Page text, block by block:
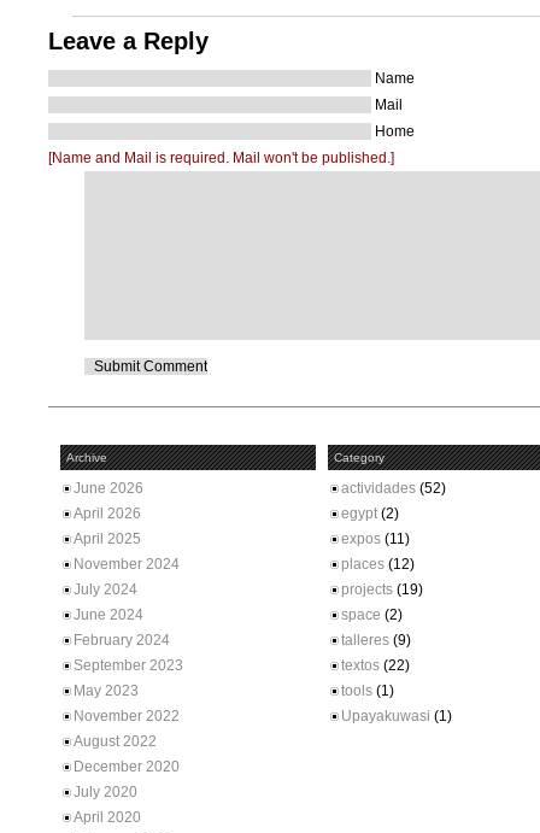
Leave a Reply
Name
Mail
Home
[Name and Mail is required. Mail won't be published.]
Archive
June 2026
April 2026
April 2025
November 2024
July 2024
June 2024
February 2024
September 2023
May 2023
November 2022
August 2022
December 2020
July 2020
April 2020
Category
actividades (52)
egypt (2)
expos (11)
places (12)
projects (19)
space (2)
talleres (9)
textos (22)
tools (1)
Upayakuwasi (1)